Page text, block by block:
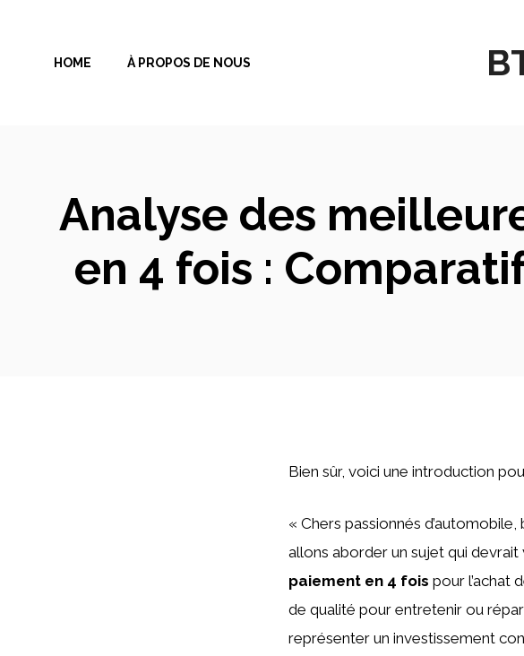
contenuHOME À PROPOS DE NOUS
Analyse des
en 4 fois :
Bien sûr, voici une introduction
« Chers passionnés
allons aborder un sujet qui
paiement en 4 fois pour l’achat
de qualité pour entretenir ou
représenter un investissement